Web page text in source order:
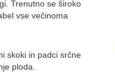
Trenutno se široko
vse večinoma
skoki in padci srčne
ploda.